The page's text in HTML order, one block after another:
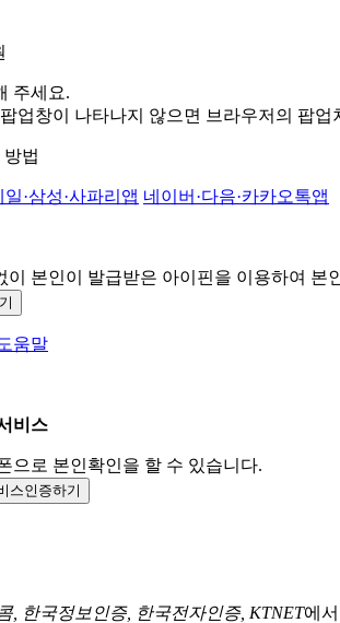
주세요.
업창이 나타나지 않으면 브라우저의 팝
법
일·삼성·사파리앱 네이버·다음·카카오톡앱
이 본인이 발급받은 아이핀을 이용하여 본
움말
비스
으로 본인확인을 할 수 있습니다.
스인증하기
, 한국정보인증, 한국전자인증, KTNET에